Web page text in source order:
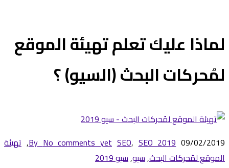
لماذا عليك تعلم تهيئة الموقع
لمُحركات البحث (السيو) ؟
09/02/2019
ByNo comments yet SEO,SEO 2019
, تهيئة
الموقع لمُحركات البحث,سيو,سيو 2019